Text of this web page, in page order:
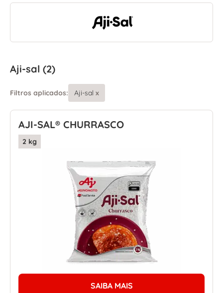
Aji-sal (2)
Filtros aplicados: Aji-sal x
AJI-SAL® CHURRASCO
2 kg
SAIBA MAIS